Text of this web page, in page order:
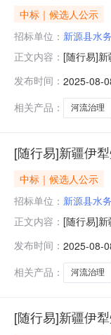
中标｜候选人公示
招标单位： 新源县水
正文内容： [随行易]
第三标段
河流治理
发布时间： 2025-08-
相关产品：
河流治理
[随行易]新疆伊
中标｜候选人公示
招标单位： 新源县水
正文内容： [随行易]
第四标段
河流治理
发布时间： 2025-08-
相关产品：
河流治理
[随行易]新疆伊